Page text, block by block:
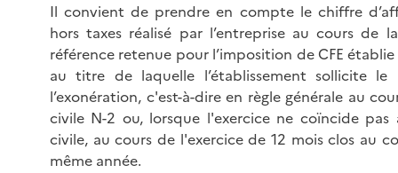
Il convient de prendre en compte le chiffre
hors taxes réalisé par l’entreprise au cours de
référence retenue pour l’imposition de CFE établie
au titre de laquelle l’établissement sollicite le
l’exonération, c'est-à-dire en règle générale au
civile N-2 ou, lorsque l'exercice ne coïncide pas
civile, au cours de l'exercice de 12 mois clos au
même année.